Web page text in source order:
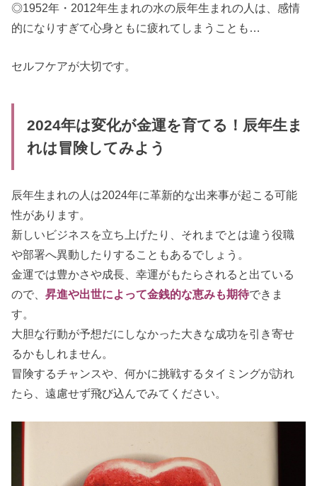
◎1952年・2012年生まれの水の辰年生まれの人は、感情
的になりすぎて心身ともに疲れてしまうことも…
セルフケアが大切です。
2024年は変化が金運を育てる！辰年生ま
れは冒険してみよう
辰年生まれの人は2024年に革新的な出来事が起こる可能
性があります。
新しいビジネスを立ち上げたり、それまでとは違う役職
や部署へ異動したりすることもあるでしょう。
金運では豊かさや成長、幸運がもたらされると出ている
ので、昇進や出世によって金銭的な恵みも期待できま
す。
大胆な行動が予想だにしなかった大きな成功を引き寄せ
るかもしれません。
冒険するチャンスや、何かに挑戦するタイミングが訪れ
たら、遠慮せず飛び込んでみてください。